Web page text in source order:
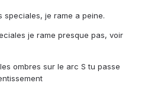
speciales, je rame a peine.
je rame presque pas, voir
ombres sur le arc S tu passe